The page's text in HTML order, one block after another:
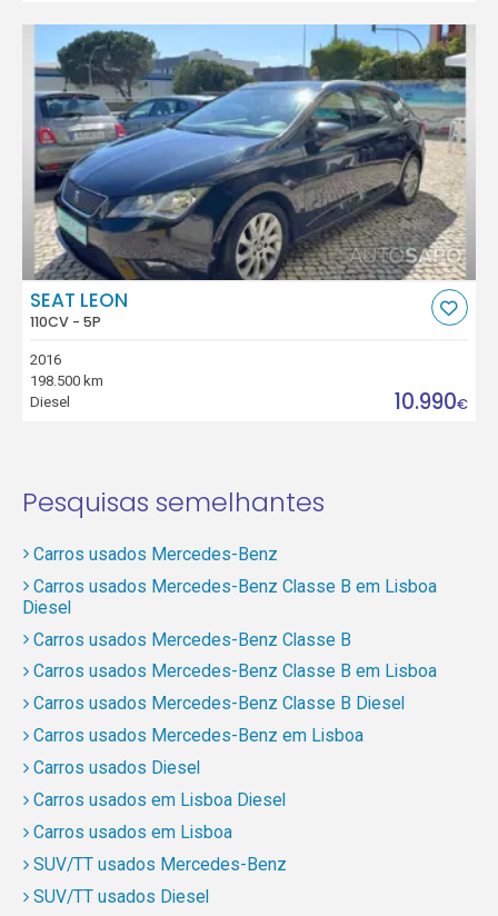
SEAT LEON
110CV - 5P
2016
198.500 km
Diesel
10.990€
Pesquisas semelhantes
Carros usados Mercedes-Benz
Carros usados Mercedes-Benz Classe B em Lisboa
Diesel
Carros usados Mercedes-Benz Classe B
Carros usados Mercedes-Benz Classe B em Lisboa
Carros usados Mercedes-Benz Classe B Diesel
Carros usados Mercedes-Benz em Lisboa
Carros usados Diesel
Carros usados em Lisboa Diesel
Carros usados em Lisboa
SUV/TT usados Mercedes-Benz
SUV/TT usados Diesel